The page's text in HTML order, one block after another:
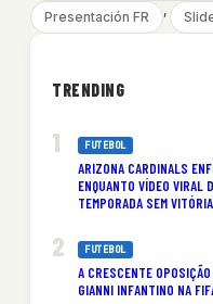
Presentación FR ,
TRENDING
FUTEBOL
ARIZONA CARDINALS
ENQUANTO VÍDEO VIRAL
TEMPORADA SEM
FUTEBOL
A CRESCENTE
GIANNI INFANTINO NA